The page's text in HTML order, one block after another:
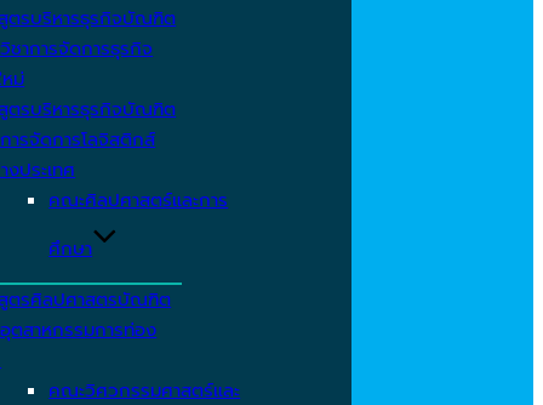
ตรบริหารธุรกิจบัณฑิต
ชาการจัดการธุรกิจ
ม่
ตรบริหารธุรกิจบัณฑิต
ารจัดการโลจิสติกส์
งประเทศ
คณะศิลปศาสตร์และการ
ศึกษา
ตรศิลปศาสตรบัณฑิต
ตสาหกรรมการท่อง
คณะวิศวกรรมศาสตร์และ